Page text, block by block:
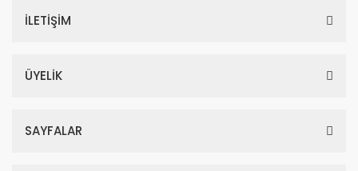
İLETİŞİM
ÜYELİK
SAYFALAR